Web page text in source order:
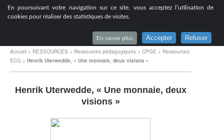
En poursuivant votre navigation sur ce site, vous acceptez l’utilisation de
cookies pour réaliser des statistiques de visites.
En savoir plus Accepter Refuser
Lycée du Parc à Lyon
Accueil > RESSOURCES > Ressources pédagogiques > CPGE > Ressources
ECG > Henrik Uterwedde, « Une monnaie, deux visions »
Henrik Uterwedde, « Une monnaie, deux
visions »